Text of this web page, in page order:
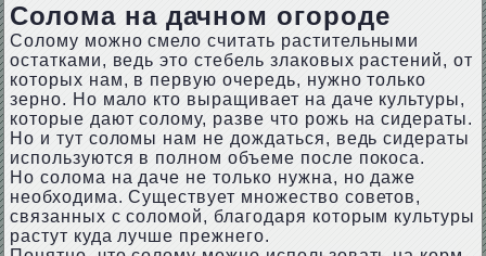
Солома на дачном огороде
Солому можно смело считать растительными
остатками, ведь это стебель злаковых растений, от
которых нам, в первую очередь, нужно только
зерно. Но мало кто выращивает на даче культуры,
которые дают солому, разве что рожь на сидераты.
Но и тут соломы нам не дождаться, ведь сидераты
используются в полном объеме после покоса.
Но солома на даче не только нужна, но даже
необходима. Существует множество советов,
связанных с соломой, благодаря которым культуры
растут куда лучше прежнего.